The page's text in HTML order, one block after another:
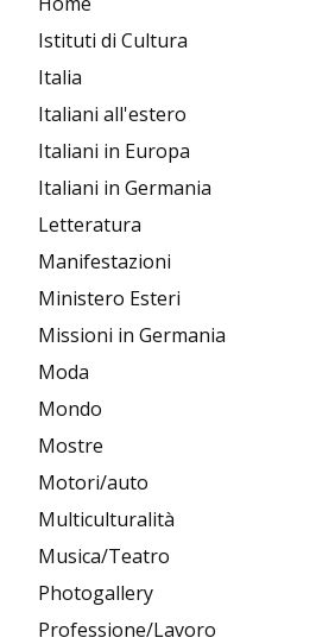
Istituti di Cultura
Italia
Italiani all'estero
Italiani in Europa
Italiani in Germania
Letteratura
Manifestazioni
Ministero Esteri
Missioni in Germania
Moda
Mondo
Mostre
Motori/auto
Multiculturalità
Musica/Teatro
Photogallery
Professione/Lavoro